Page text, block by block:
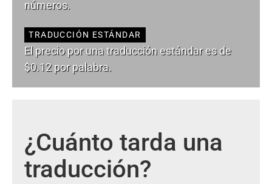
números.
TRADUCCIÓN ESTÁNDAR
El precio por una traducción estándar es de
$0.12 por palabra.
¿Cuánto tarda una
traducción?